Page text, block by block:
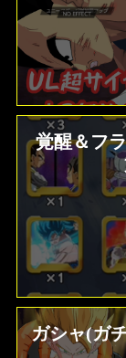
覚醒＆フラグメント効果/入手場所 ドラゴ
ガシャ(ガチャ)大当たり演出まとめ【7/8更